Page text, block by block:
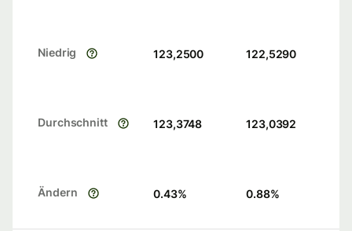
Niedrig 123,2500 122,5290
Durchschnitt 123,3748 123,0392
Ändern 0.43% 0.88%